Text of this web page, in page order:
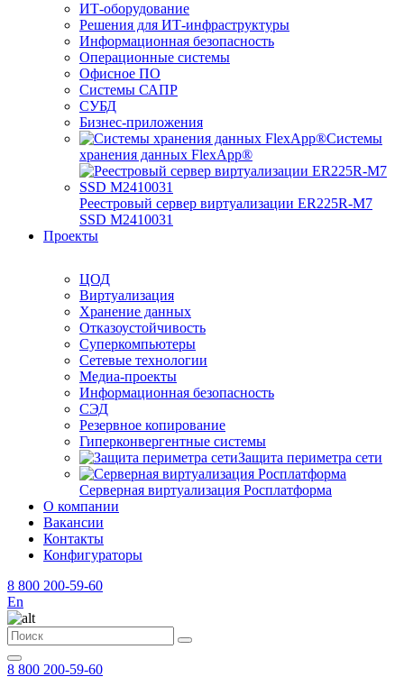
ИТ-оборудование
Решения для ИТ-инфраструктуры
Информационная безопасность
Операционные системы
Офисное ПО
Системы САПР
СУБД
Бизнес-приложения
Системы
хранения данных FlexApp®
Реестровый сервер виртуализации ER225R-M7
SSD М2410031
Проекты
ЦОД
Виртуализация
Хранение данных
Отказоустойчивость
Суперкомпьютеры
Сетевые технологии
Медиа-проекты
Информационная безопасность
СЭД
Резервное копирование
Гиперконвергентные системы
Защита периметра сети
Серверная виртуализация Росплатформа
О компании
Вакансии
Контакты
Конфигураторы
8 800 200-59-60
En
8 800 200-59-60